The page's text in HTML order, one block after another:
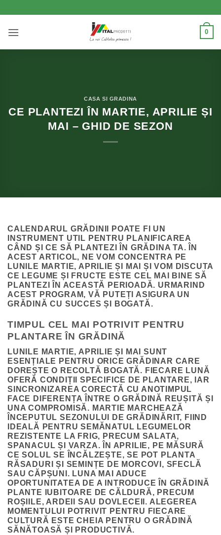
content
0
CASA SI GRADINA
CE PLANTEZI ÎN MARTIE, APRILIE ȘI
MAI – GHID DE SEZON
CALENDARUL GRĂDINII POATE FI UN
INSTRUMENT UTIL PENTRU PLANIFICAREA
CÂND ȘI CE SĂ PLANTEZI ÎN GRĂDINA TA. ÎN
ACEST ARTICOL, NE VOM CONCENTRA PE
LUNILE MARTIE, APRILIE ȘI MAI ȘI VOM DISCUTA
CE LEGUME ȘI FRUCTE ESTE CEL MAI BINE SĂ
PLANTEZI ÎN ACEASTĂ PERIOADĂ. URMARIND
ACEST PROGRAM, VĂ PUTEȚI ASIGURA UN
GRĂDINĂ CU SUCCES ȘI BOGATĂ.
TIMPUL CEL MAI POTRIVIT PENTRU
PLANTARE ÎN GRĂDINĂ
LUNILE MARTIE, APRILIE ȘI MAI SUNT
ESENȚIALE PENTRU ORICE GRĂDINAR CARE
DOREȘTE O RECOLTĂ BOGATĂ. FIECARE LUNĂ
OFERĂ CONDIȚII SPECIFICE DE PLANTARE, IAR
SINCRONIZAREA CORECTĂ CU ANOTIMPUL
FACE DIFERENȚA ÎNTRE O GRĂDINĂ REUȘITĂ ȘI
UNA COMPROMISĂ. MARTIE MARCHEAZĂ
ÎNCEPUTUL SEZONULUI DE GRĂDINĂRIT, FIIND
IDEALĂ PENTRU SEMĂNATUL LEGUMELOR
REZISTENTE LA FRIG, PRECUM SALATA,
SPANACUL ȘI VARZA. ÎN APRILIE, PE MĂSURĂ
CE SOLUL SE ÎNCĂLZEȘTE, SE POT PLANTA
RĂSADURI ȘI SEMINȚE DE MORCOVI, SFECLĂ
SAU CĂPȘUNI. LUNA MAI ADUCE
OPORTUNITATEA DE A INTRODUCE ÎN GRĂDINĂ
PLANTE IUBITOARE DE CĂLDURĂ, PRECUM
ROȘIILE, ARDEII SAU DOVLECEII. ALEGEREA
MOMENTULUI POTRIVIT PENTRU FIECARE
CULTURĂ ESTE CHEIA PENTRU O GRĂDINĂ
SĂNĂTOASĂ ȘI PRODUCTIVĂ.